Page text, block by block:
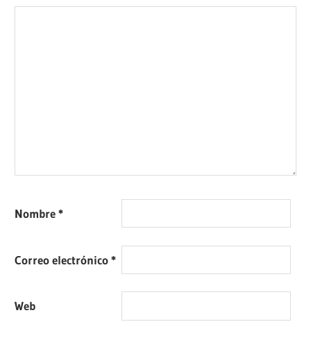
Nombre*
Correo electrónico*
Web